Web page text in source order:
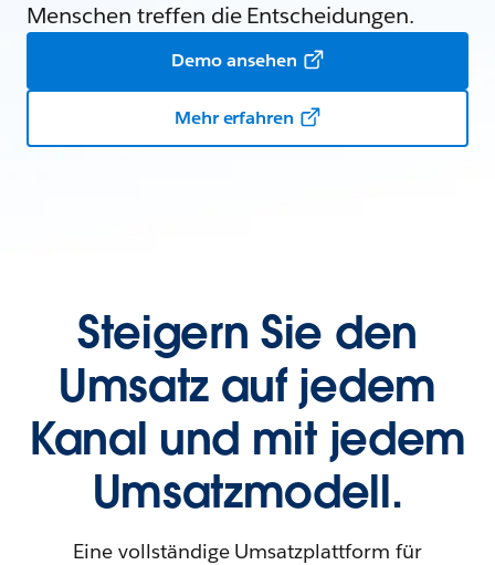
Menschen treffen die Entscheidungen.
Demo ansehen
Mehr erfahren
Steigern Sie den
Umsatz auf jedem
Kanal und mit jedem
Umsatzmodell.
Eine vollständige Umsatzplattform für